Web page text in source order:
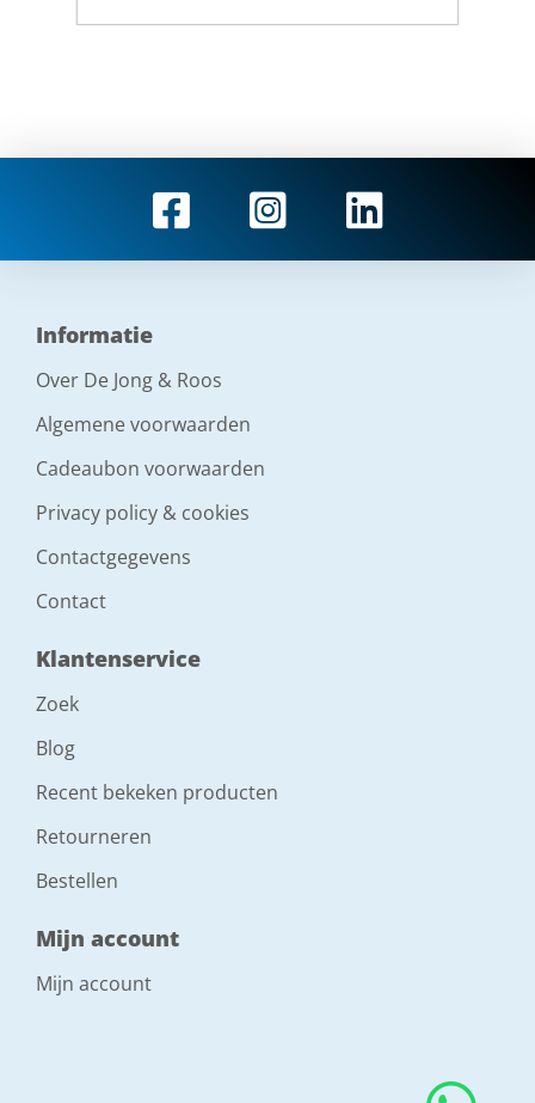
Informatie
Over De Jong & Roos
Algemene voorwaarden
Cadeaubon voorwaarden
Privacy policy & cookies
Contactgegevens
Contact
Klantenservice
Zoek
Blog
Recent bekeken producten
Retourneren
Bestellen
Mijn account
Mijn account